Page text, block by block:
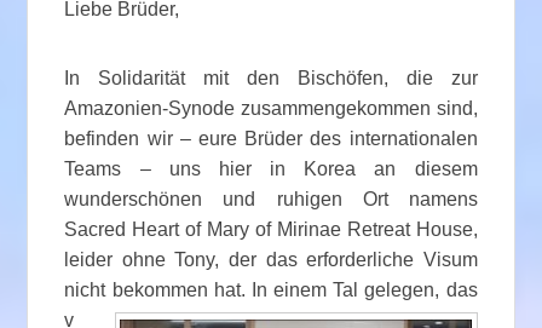
Liebe Brüder,
In Solidarität mit den Bischöfen, die zur
Amazonien-Synode zusammengekommen sind,
befinden wir – eure Brüder des internationalen
Teams – uns hier in Korea an diesem
wunderschönen und ruhigen Ort namens
Sacred Heart of Mary of Mirinae Retreat House,
leider ohne Tony, der das erforderliche Visum
nicht bekommen hat. In einem Tal gelegen, das
v